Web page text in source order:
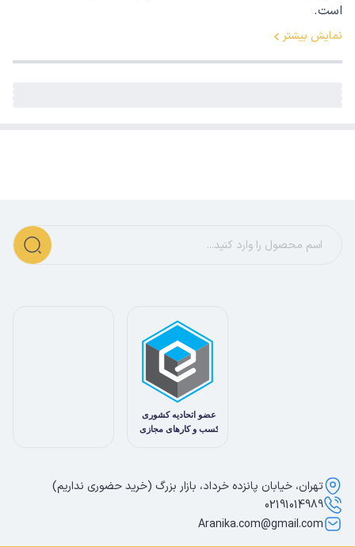
است.
نمایش بیشتر
تهران، خیابان پانزده خرداد، بازار بزرگ (خرید حضوری نداریم)
02191014989
Aranika.com@gmail.com